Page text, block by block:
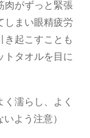
肉がずっと緊張
しまい眼精疲労
き起こすことも
トタオルを目に
濡らし、よく
いよう注意）